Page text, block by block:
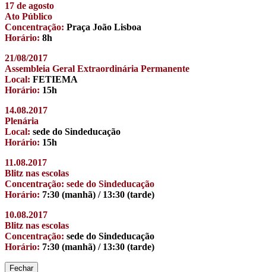
17 de agosto
Ato Público
Concentração: Praça João Lisboa
Horário: 8h
21/08/2017
Assembleia Geral Extraordinária Permanente
Local: FETIEMA
Horário: 15h
14.08.2017
Plenária
Local: sede do Sindeducação
Horário: 15h
11.08.2017
Blitz nas escolas
Concentração: sede do Sindeducação
Horário: 7:30 (manhã) / 13:30 (tarde)
10.08.2017
Blitz nas escolas
Concentração: sede do Sindeducação
Horário: 7:30 (manhã) / 13:30 (tarde)
Fechar